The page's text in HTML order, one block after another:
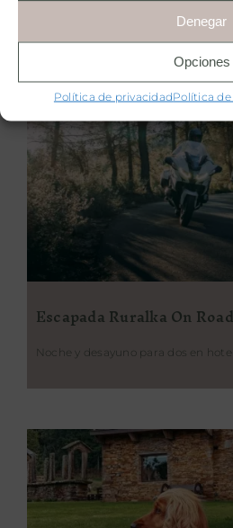
Denegar
Opciones
Política de privacidadPolítica
Escapada Ruralka On Road
Noche y desayuno para dos en